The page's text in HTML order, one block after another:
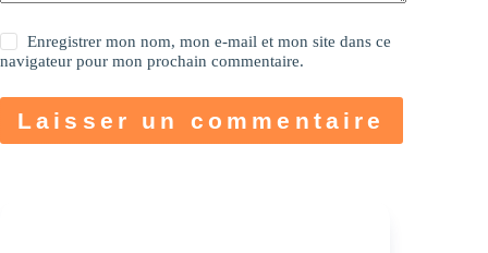
Enregistrer mon nom, mon e-mail et mon site dans ce
navigateur pour mon prochain commentaire.
Laisser un commentaire